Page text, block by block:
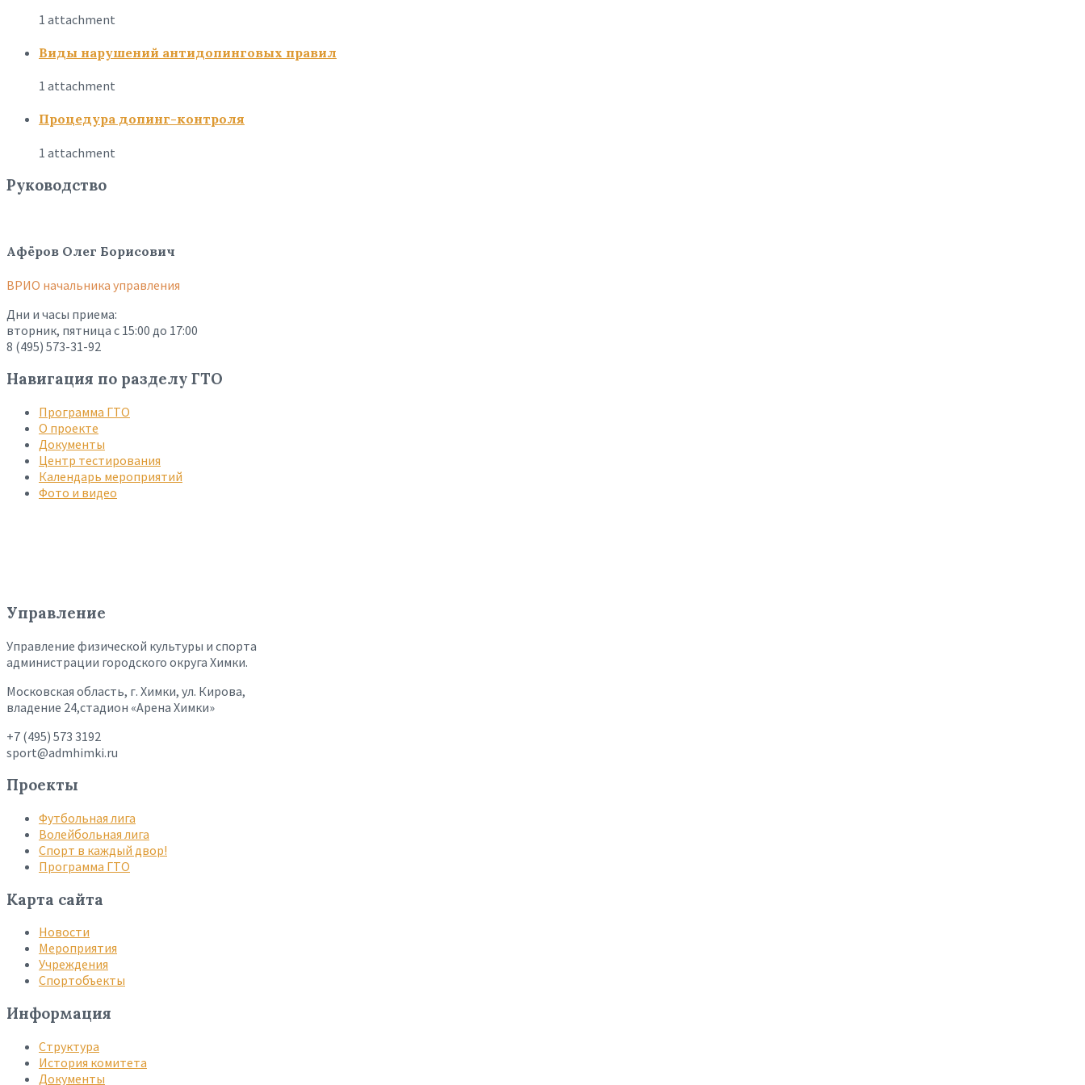
1 attachment
Виды нарушений антидопинговых правил
1 attachment
Процедура допинг-контроля
1 attachment
Руководство
Афёров Олег Борисович
ВРИО начальника управления
Дни и часы приема:
вторник, пятница с 15:00 до 17:00
8 (495) 573-31-92
Навигация по разделу ГТО
Программа ГТО
О проекте
Документы
Центр тестирования
Календарь мероприятий
Фото и видео
Управление
Управление физической культуры и спорта
администрации городского округа Химки.
Московская область, г. Химки, ул. Кирова,
владение 24,стадион «Арена Химки»
+7 (495) 573 3192
sport@admhimki.ru
Проекты
Футбольная лига
Волейбольная лига
Спорт в каждый двор!
Программа ГТО
Карта сайта
Новости
Мероприятия
Учреждения
Спортобъекты
Информация
Структура
История комитета
Документы